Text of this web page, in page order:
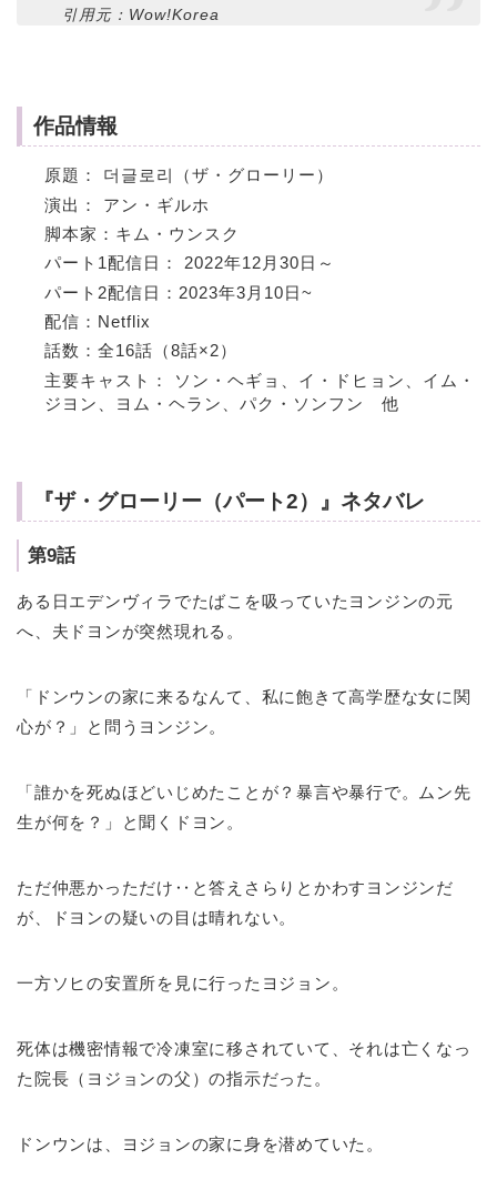
引用元：Wow!Korea
作品情報
原題： 더글로리（ザ・グローリー）
演出： アン・ギルホ
脚本家：キム・ウンスク
パート1配信日： 2022年12月30日～
パート2配信日：2023年3月10日~
配信：Netflix
話数：全16話（8話×2）
主要キャスト： ソン・ヘギョ、イ・ドヒョン、イム・
ジヨン、ヨム・ヘラン、パク・ソンフン 他
『ザ・グローリー（パート2）』ネタバレ
第9話
ある日エデンヴィラでたばこを吸っていたヨンジンの元
へ、夫ドヨンが突然現れる。
「ドンウンの家に来るなんて、私に飽きて高学歴な女に関
心が？」と問うヨンジン。
「誰かを死ぬほどいじめたことが？暴言や暴行で。ムン先
生が何を？」と聞くドヨン。
ただ仲悪かっただけ‥と答えさらりとかわすヨンジンだ
が、ドヨンの疑いの目は晴れない。
一方ソヒの安置所を見に行ったヨジョン。
死体は機密情報で冷凍室に移されていて、それは亡くなっ
た院長（ヨジョンの父）の指示だった。
ドンウンは、ヨジョンの家に身を潜めていた。